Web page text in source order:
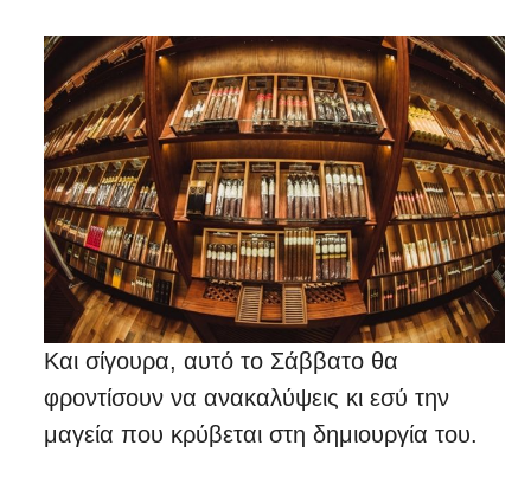
Και σίγουρα, αυτό το Σάββατο θα
φροντίσουν να ανακαλύψεις κι εσύ την
μαγεία που κρύβεται στη δημιουργία του.